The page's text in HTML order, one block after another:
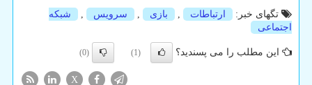
تگهای خبر:
ارتباطات بازی سرویس
شبكه
اجتماعی
این مطلب را می پسندید؟ (1)
(0)
X